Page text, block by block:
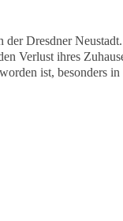
Dresdner
Verlust ihres
ist, besonders